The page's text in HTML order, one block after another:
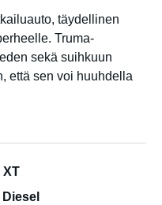
täydellinen
Truma-
sekä suihkuun
että sen voi huuhdella
matkailuauton
Ruotsissa ja
XT
Diesel